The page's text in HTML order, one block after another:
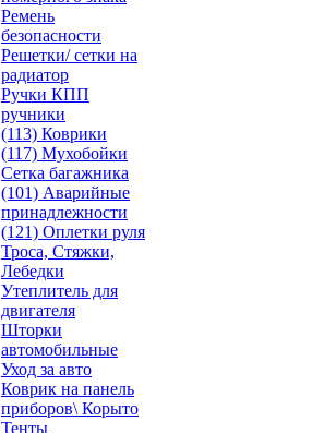
Ремень
безопасности
Решетки/ сетки на
радиатор
Ручки КПП
ручники
(113) Коврики
(117) Мухобойки
Сетка багажника
(101) Аварийные
принадлежности
(121) Оплетки руля
Троса, Стяжки,
Лебедки
Утеплитель для
двигателя
Шторки
автомобильные
Уход за авто
Коврик на панель
приборов\ Корыто
Тенты